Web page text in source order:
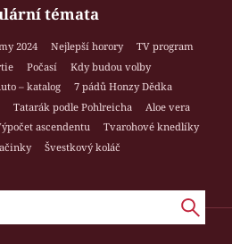
témata
2024 Nejlepší horory
TV program
Počasí
Kdy budou volby
– katalog
7 pádů Honzy Dědka
Tatarák podle Pohlreicha
Aloe vera
ascendentu
Tvarohové knedlíky
Švestkový koláč